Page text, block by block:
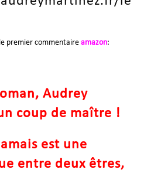
premier commentaire amazon:
Audrey
coup de maître !
est une
entre deux êtres,